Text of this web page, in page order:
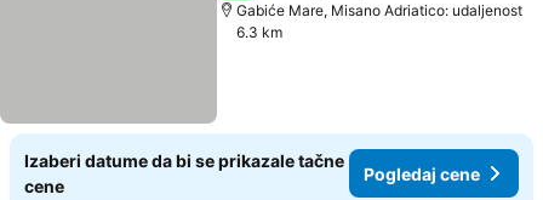
Gabiće Mare, Misano Adriatico: udaljenost
6.3 km
Izaberi datume da bi se prikazale tačne
cene
Pogledaj cene